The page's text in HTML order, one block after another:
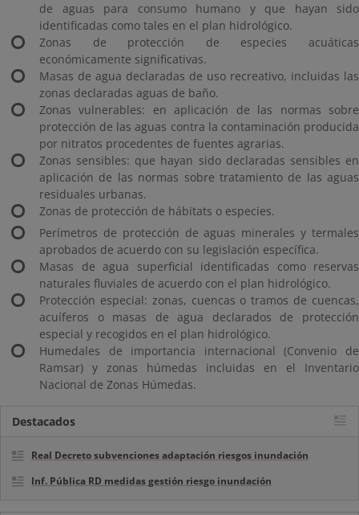
de aguas para consumo humano y que hayan sido
identificadas como tales en el plan hidrológico.
Zonas de protección de especies acuáticas
económicamente significativas.
Masas de agua declaradas de uso recreativo, incluidas las
zonas declaradas aguas de baño.
Zonas vulnerables: en aplicación de las normas sobre
protección de las aguas contra la contaminación producida
por nitratos procedentes de fuentes agrarias.
Zonas sensibles: que hayan sido declaradas sensibles en
aplicación de las normas sobre tratamiento de las aguas
residuales urbanas.
Zonas de protección de hábitats o especies.
Perímetros de protección de aguas minerales y termales
aprobados de acuerdo con su legislación específica.
Masas de agua superficial identificadas como reservas
naturales fluviales de acuerdo con el plan hidrológico.
Protección especial: zonas, cuencas o tramos de cuencas,
acuíferos o masas de agua declarados de protección
especial y recogidos en el plan hidrológico.
Humedales de importancia internacional (Convenio de
Ramsar) y zonas húmedas incluidas en el Inventario
Nacional de Zonas Húmedas.
Destacados
Real Decreto subvenciones adaptación riesgos inundación
Inf. Pública RD medidas gestión riesgo inundación